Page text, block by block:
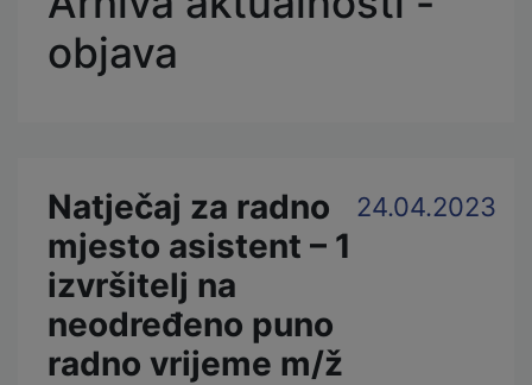
objava
Natječaj za radno
mjesto asistent – 1
izvršitelj na
neodređeno puno
radno vrijeme m/ž
24.04.2023